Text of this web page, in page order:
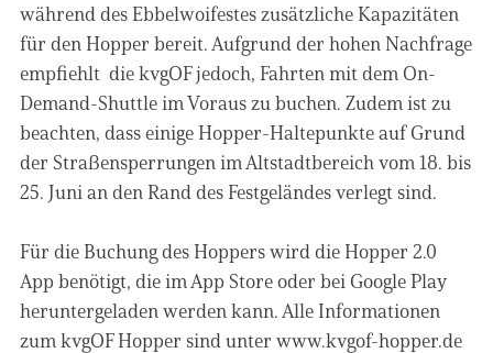
während des Ebbelwoifestes zusätzliche Kapazitäten
für den Hopper bereit. Aufgrund der hohen Nachfrage
empfiehlt die kvgOF jedoch, Fahrten mit dem On-
Demand-Shuttle im Voraus zu buchen. Zudem ist zu
beachten, dass einige Hopper-Haltepunkte auf Grund
der Straßensperrungen im Altstadtbereich vom 18. bis
25. Juni an den Rand des Festgeländes verlegt sind.
Für die Buchung des Hoppers wird die Hopper 2.0
App benötigt, die im App Store oder bei Google Play
heruntergeladen werden kann. Alle Informationen
zum kvgOF Hopper sind unter www.kvgof-hopper.de